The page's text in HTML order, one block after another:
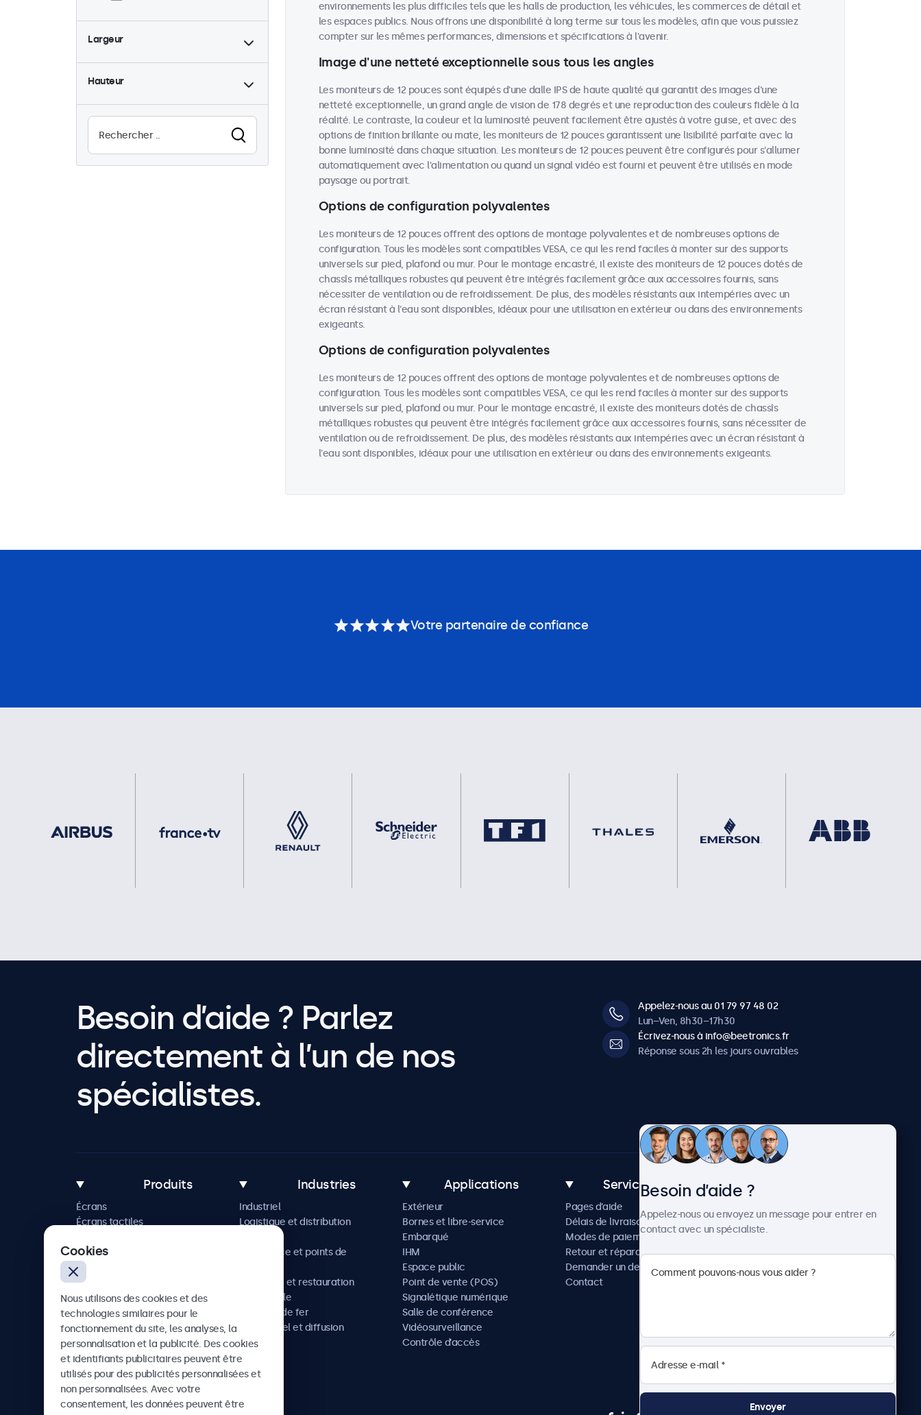
Largeur
Hauteur
environnements les plus difficiles tels que les halls de production, les véhicules, les commerces de détail et
les espaces publics. Nous offrons une disponibilité à long terme sur tous les modèles, afin que vous puissiez
compter sur les mêmes performances, dimensions et spécifications à l'avenir.
Image d'une netteté exceptionnelle sous tous les angles
Les moniteurs de 12 pouces sont équipés d'une dalle IPS de haute qualité qui garantit des images d'une
netteté exceptionnelle, un grand angle de vision de 178 degrés et une reproduction des couleurs fidèle à la
réalité. Le contraste, la couleur et la luminosité peuvent facilement être ajustés à votre guise, et avec des
options de finition brillante ou mate, les moniteurs de 12 pouces garantissent une lisibilité parfaite avec la
bonne luminosité dans chaque situation. Les moniteurs de 12 pouces peuvent être configurés pour s'allumer
automatiquement avec l'alimentation ou quand un signal vidéo est fourni et peuvent être utilisés en mode
paysage ou portrait.
Options de configuration polyvalentes
Les moniteurs de 12 pouces offrent des options de montage polyvalentes et de nombreuses options de
configuration. Tous les modèles sont compatibles VESA, ce qui les rend faciles à monter sur des supports
universels sur pied, plafond ou mur. Pour le montage encastré, il existe des moniteurs de 12 pouces dotés de
chassîs métalliques robustes qui peuvent être intégrés facilement grâce aux accessoires fournis, sans
nécessiter de ventilation ou de refroidissement. De plus, des modèles résistants aux intempéries avec un
écran résistant à l'eau sont disponibles, idéaux pour une utilisation en extérieur ou dans des environnements
exigeants.
Options de configuration polyvalentes
Les moniteurs de 12 pouces offrent des options de montage polyvalentes et de nombreuses options de
configuration. Tous les modèles sont compatibles VESA, ce qui les rend faciles à monter sur des supports
universels sur pied, plafond ou mur. Pour le montage encastré, il existe des moniteurs dotés de chassîs
métalliques robustes qui peuvent être intégrés facilement grâce aux accessoires fournis, sans nécessiter de
ventilation ou de refroidissement. De plus, des modèles résistants aux intempéries avec un écran résistant à
l'eau sont disponibles, idéaux pour une utilisation en extérieur ou dans des environnements exigeants.
Votre partenaire de confiance
Besoin d’aide ? Parlez
directement à l’un de nos
spécialistes.
Appelez-nous au 01 79 97 48 02
Lun–Ven, 8h30–17h30
Écrivez-nous à info@beetronics.fr
Réponse sous 2h les jours ouvrables
Produits
Écrans
Écrans tactiles
Solutions sur mesure
Industries
Industriel
Logistique et distribution
Commerce et points de
Hôtellerie et restauration
Automobile
Chemins de fer
Audiovisuel et diffusion
Santé
Applications
Extérieur
Bornes et libre-service
Embarqué
IHM
Espace public
Point de vente (POS)
Signalétique numérique
Salle de conférence
Vidéosurveillance
Contrôle d’accès
Service client
Pages d’aide
Délais de livraison
Modes de paiement
Retour et réparation
Demander un devis
Contact
Actualités et mises à jour
Carrière
Conditions de vente
Beetronics
Besoin d’aide ?
Appelez-nous ou envoyez un message pour entrer en
contact avec un spécialiste.
Envoyer
Cookies
Nous utilisons des cookies et des
technologies similaires pour le
fonctionnement du site, les analyses, la
personnalisation et la publicité. Des cookies
et identifiants publicitaires peuvent être
utilisés pour des publicités personnalisées et
non personnalisées. Avec votre
consentement, les données peuvent être